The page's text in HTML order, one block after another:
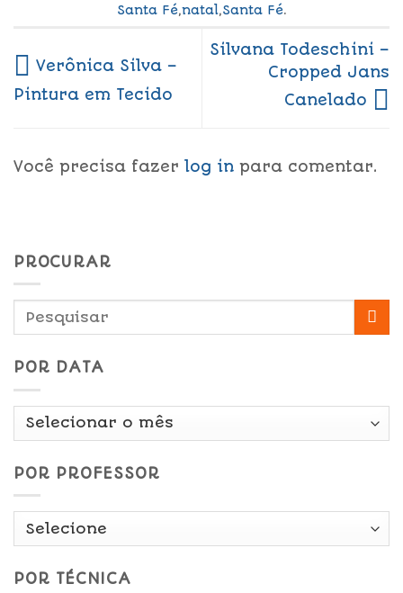
Santa Fé,natal,Santa Fé.
Verônica Silva –
Pintura em Tecido
Silvana Todeschini –
Cropped Jans
Canelado
Você precisa fazer log in para comentar.
PROCURAR
POR DATA
Por
POR PROFESSOR
POR TÉCNICA